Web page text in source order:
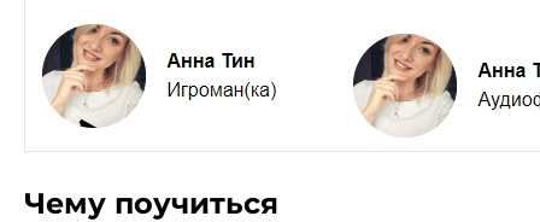
Чему поучиться